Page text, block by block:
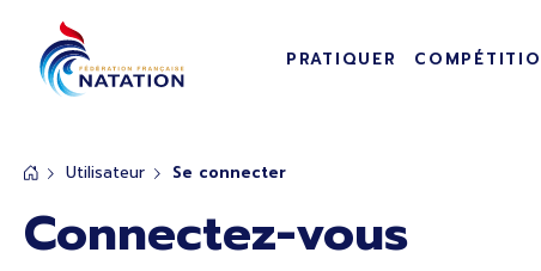
PRATIQUER
Utilisateur Se connecter
Connectez-vous
Panneau de gestion des cookies